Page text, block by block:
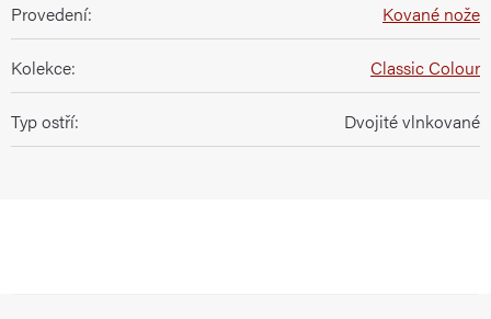
Provedení: Kované nože
Kolekce: Classic Colour
Typ ostří: Dvojité vlnkované